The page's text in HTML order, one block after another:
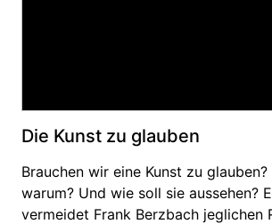
Die Kunst zu glauben
Brauchen wir eine Kunst zu glauben?
warum? Und wie soll sie aussehen?
vermeidet Frank Berzbach jeglichen